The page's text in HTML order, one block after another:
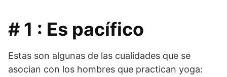
# 1 : Es pacífico
Estas son algunas de las cualidades que se
asocian con los hombres que practican yoga: